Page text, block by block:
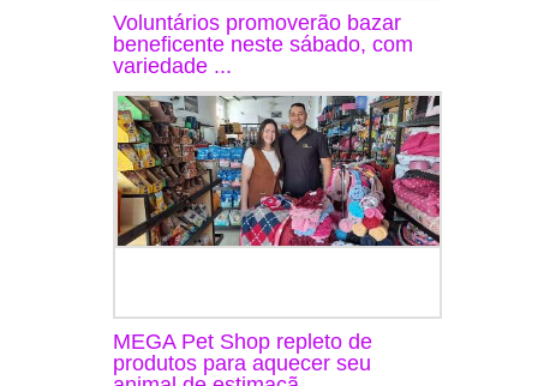
Voluntários promoverão bazar
beneficente neste sábado, com
variedade ...
MEGA Pet Shop repleto de
produtos para aquecer seu